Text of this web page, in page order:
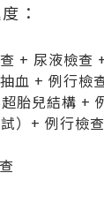
：
+ 尿液檢查
血 + 例行檢
胎兒結構 +
）+ 例行檢查